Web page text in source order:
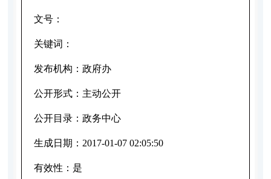
文号：
关键词：
发布机构： 政府办
公开形式： 主动公开
公开目录： 政务中心
生成日期： 2017-01-07 02:05:50
有效性： 是